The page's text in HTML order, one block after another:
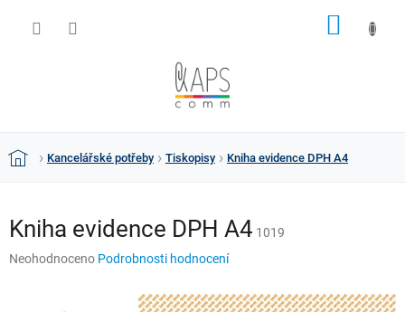
DomůKancelářské potřeby Tiskopisy Kniha evidence DPH A4
Kniha evidence DPH A4 1019
Průměrné
Neohodnoceno Podrobnosti hodnocení